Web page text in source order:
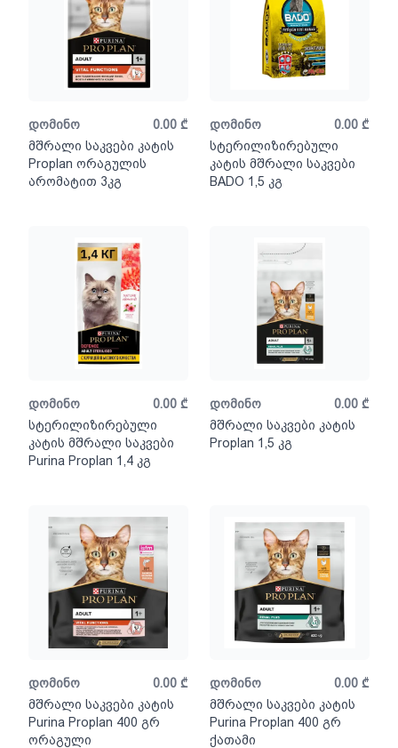
დომინო 0.00 ₾
მშრალი საკვები კატის
Proplan ორაგულის
არომატით 3კგ
დომინო 0.00 ₾
სტერილიზირებული
კატის მშრალი საკვები
BADO 1,5 კგ
დომინო 0.00 ₾
სტერილიზირებული
კატის მშრალი საკვები
Purina Proplan 1,4 კგ
დომინო 0.00 ₾
მშრალი საკვები კატის
Proplan 1,5 კგ
დომინო 0.00 ₾
მშრალი საკვები კატის
Purina Proplan 400 გრ
ორაგული
დომინო 0.00 ₾
მშრალი საკვები კატის
Purina Proplan 400 გრ
ქათამი